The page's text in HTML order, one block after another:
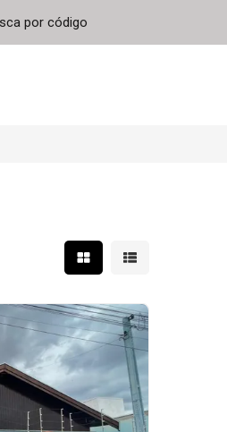
Mostrar resultados em
Mostrar